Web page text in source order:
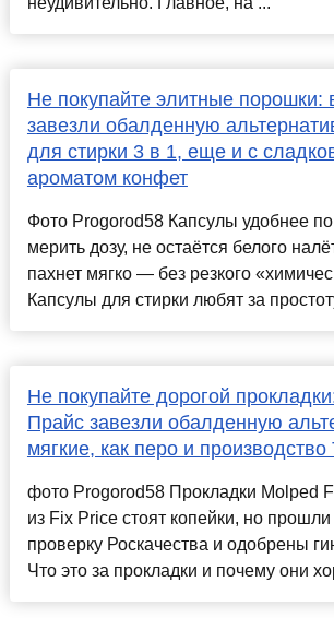
Не покупайте элитные порошки:
завезли обалденную
для стирки 3 в 1, еще и с
ароматом конфет
Фото Progorod58 Капсулы удобнее
мерить дозу, не остаётся белого
пахнет мягко — без резкого
Капсулы для стирки любят за
Не покупайте дорогой
Прайс завезли обалденную
мягкие, как перо и производство
фото Progorod58 Прокладки Molped
из Fix Price стоят копейки, но прошли
проверку Роскачества и одобрены
Что это за прокладки и почему они